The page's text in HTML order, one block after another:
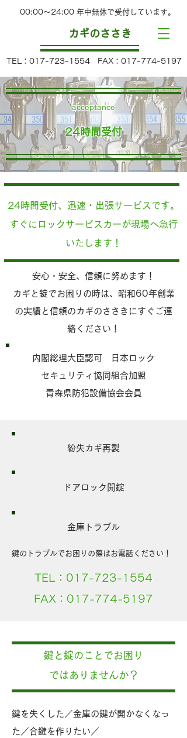
00:00～24:00 年中無休で受付しています。
TEL： 017-723-1554FAX： 017-774-5197
カギのささき
acceptance
​24時間受付
24時間受付、迅速・出張サービスです。
すぐにロックサービスカーが現場へ急行
いたします！
安心・安全、信頼に努めます！
カギと錠でお困りの時は、昭和60年創業
の実績と信頼のカギのささきにすぐご連
絡ください！
内閣総理大臣認可 日本ロック
セキュリティ協同組合加盟
青森県防犯設備協会会員
​紛失カギ再製
ドアロック開錠
金庫トラブル
鍵のトラブルでお困りの際はお電話ください！
TEL： 017-723-1554
FAX： 017-774-5197
鍵と錠のことでお困り
ではありませんか？
鍵を失くした／金庫の鍵が開かなくなっ
た／合鍵を作りたい／